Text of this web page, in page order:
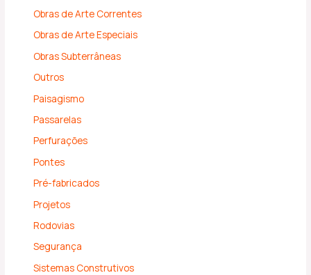
Obras de Arte Correntes
Obras de Arte Especiais
Obras Subterrâneas
Outros
Paisagismo
Passarelas
Perfurações
Pontes
Pré-fabricados
Projetos
Rodovias
Segurança
Sistemas Construtivos